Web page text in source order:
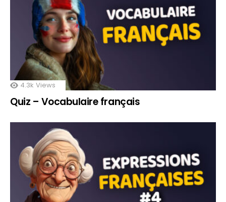
4.3k Views
Quiz – Vocabulaire français